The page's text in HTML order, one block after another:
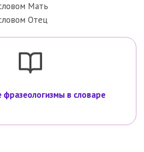
Мать
Отец
в словаре